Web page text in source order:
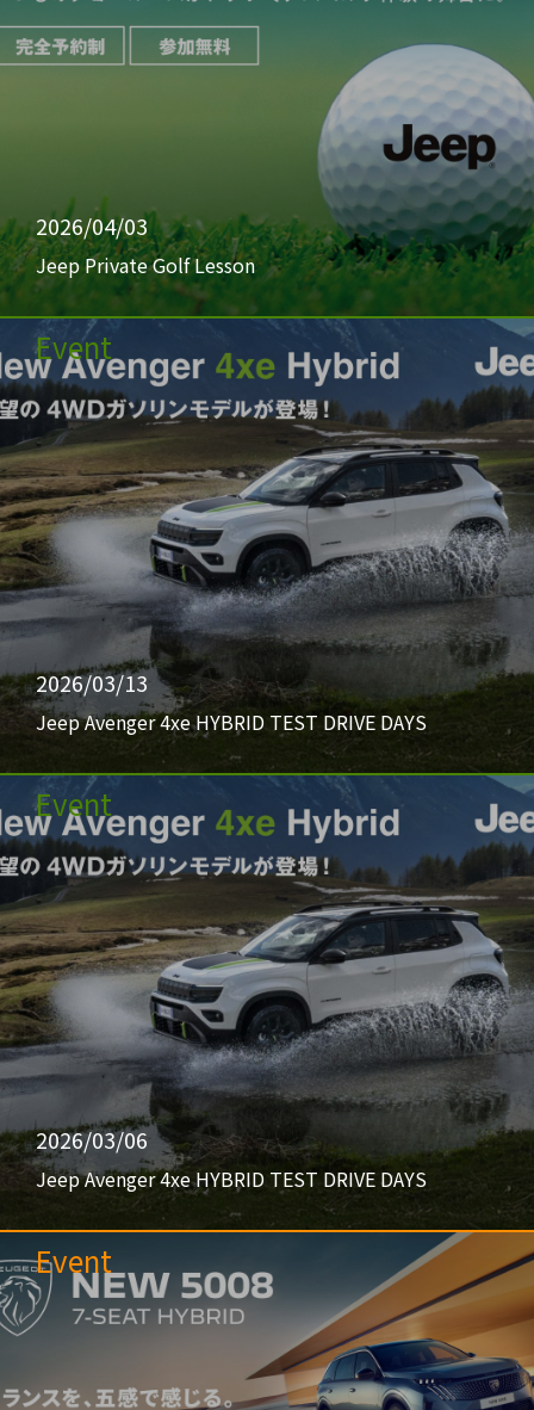
2026/04/03
Jeep Private Golf Lesson
Event
2026/03/13
Jeep Avenger 4xe HYBRID TEST DRIVE DAYS
Event
2026/03/06
Jeep Avenger 4xe HYBRID TEST DRIVE DAYS
Event